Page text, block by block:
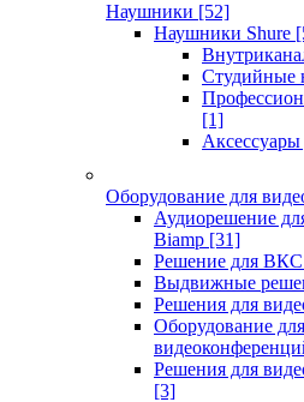
Наушники [52]
Наушники Shure
Студийные
[1]
Оборудование для
Аудиорешение
Biamp [31]
Решение для ВКС
Выдвижные
Решения для
Оборудование
Решения для
[3]